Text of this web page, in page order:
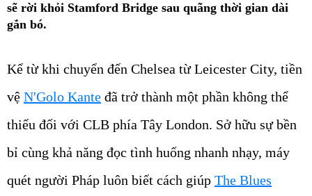
sẽ rời khỏi Stamford Bridge sau quãng thời gian dài
gắn bó.
Kể từ khi chuyển đến Chelsea từ Leicester City, tiền
vệ N'Golo Kante đã trở thành một phần không thể
thiếu đối với CLB phía Tây London. Sở hữu sự bền
bỉ cùng khả năng đọc tình huống nhanh nhạy, máy
quét người Pháp luôn biết cách giúp The Blues